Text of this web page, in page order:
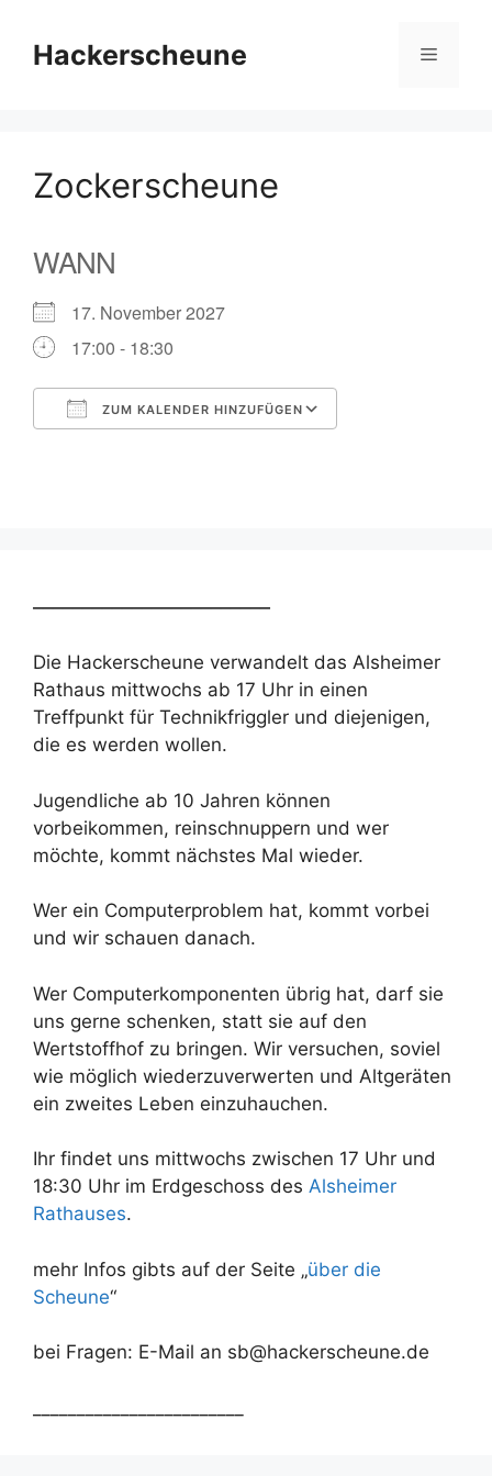
Inhalt
springen
Hackerscheune Menü
Zockerscheune
WANN
17. November 2027
17:00 - 18:30
ZUM KALENDER HINZUFÜGEN
Die Hackerscheune verwandelt das Alsheimer
Rathaus mittwochs ab 17 Uhr in einen
Treffpunkt für Technikfriggler und diejenigen,
die es werden wollen.
Jugendliche ab 10 Jahren können
vorbeikommen, reinschnuppern und wer
möchte, kommt nächstes Mal wieder.
Wer ein Computerproblem hat, kommt vorbei
und wir schauen danach.
Wer Computerkomponenten übrig hat, darf sie
uns gerne schenken, statt sie auf den
Wertstoffhof zu bringen. Wir versuchen, soviel
wie möglich wiederzuverwerten und Altgeräten
ein zweites Leben einzuhauchen.
Ihr findet uns mittwochs zwischen 17 Uhr und
18:30 Uhr im Erdgeschoss des Alsheimer
Rathauses.
mehr Infos gibts auf der Seite „über die
Scheune“
bei Fragen: E-Mail an sb@hackerscheune.de